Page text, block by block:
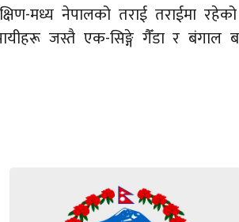
मध्य नेपालको तराई तराईमा रहेको
जस्तै एक-सिङ्गे गैँडा र बंगाल